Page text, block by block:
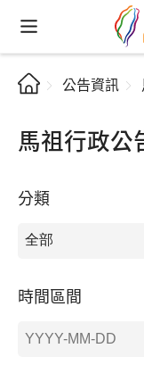
公告資訊
馬祖行政公
分類
時間區間